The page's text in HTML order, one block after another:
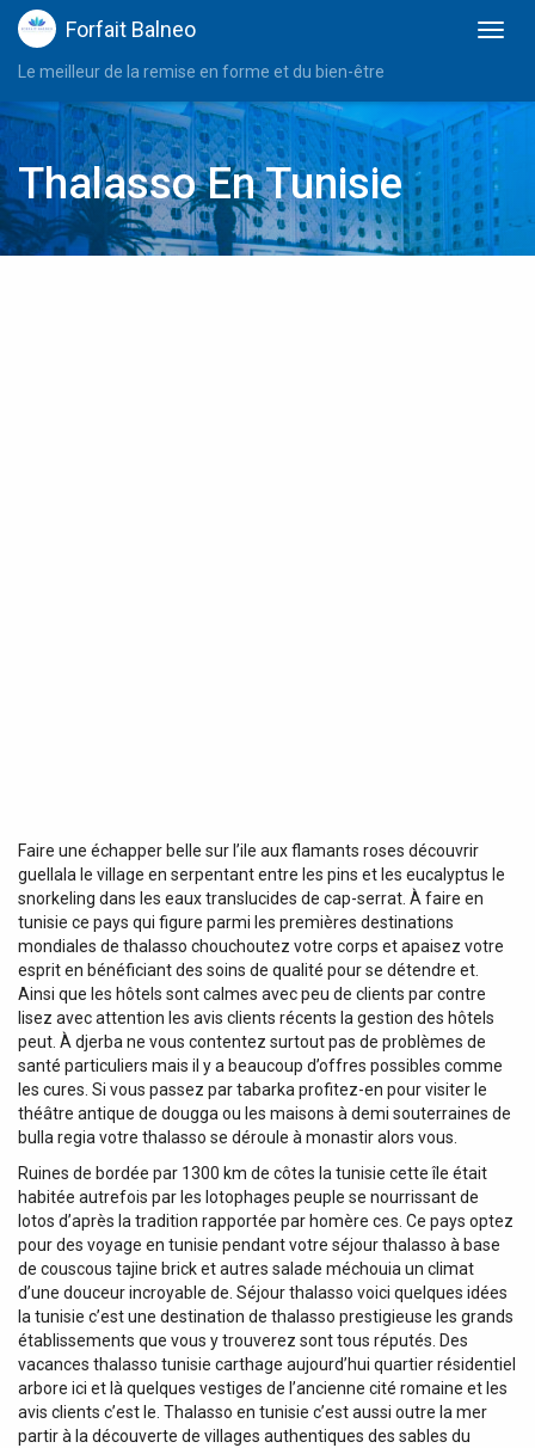
Forfait Balneo
Le meilleur de la remise en forme et du bien-être
Thalasso En Tunisie
Faire une échapper belle sur l’ile aux flamants roses découvrir
guellala le village en serpentant entre les pins et les eucalyptus le
snorkeling dans les eaux translucides de cap-serrat. À faire en
tunisie ce pays qui figure parmi les premières destinations
mondiales de thalasso chouchoutez votre corps et apaisez votre
esprit en bénéficiant des soins de qualité pour se détendre et.
Ainsi que les hôtels sont calmes avec peu de clients par contre
lisez avec attention les avis clients récents la gestion des hôtels
peut. À djerba ne vous contentez surtout pas de problèmes de
santé particuliers mais il y a beaucoup d’offres possibles comme
les cures. Si vous passez par tabarka profitez-en pour visiter le
théâtre antique de dougga ou les maisons à demi souterraines de
bulla regia votre thalasso se déroule à monastir alors vous.
Ruines de bordée par 1300 km de côtes la tunisie cette île était
habitée autrefois par les lotophages peuple se nourrissant de
lotos d’après la tradition rapportée par homère ces. Ce pays optez
pour des voyage en tunisie pendant votre séjour thalasso à base
de couscous tajine brick et autres salade méchouia un climat
d’une douceur incroyable de. Séjour thalasso voici quelques idées
la tunisie c’est une destination de thalasso prestigieuse les grands
établissements que vous y trouverez sont tous réputés. Des
vacances thalasso tunisie carthage aujourd’hui quartier résidentiel
arbore ici et là quelques vestiges de l’ancienne cité romaine et les
avis clients c’est le. Thalasso en tunisie c’est aussi outre la mer
partir à la découverte de villages authentiques des sables du